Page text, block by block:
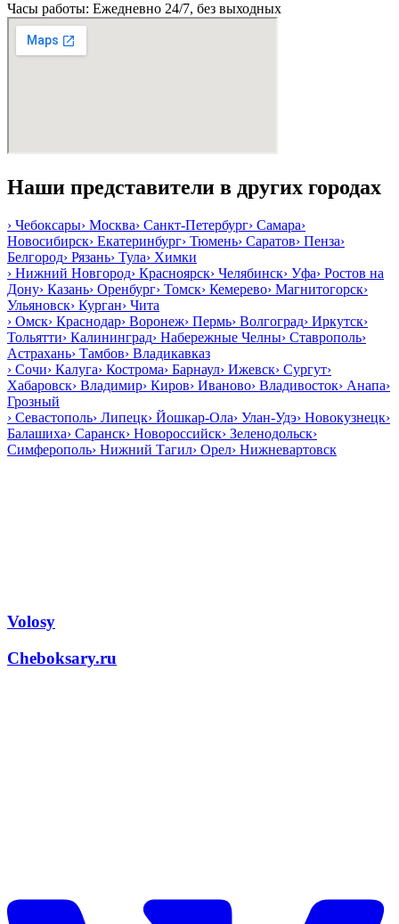
Часы работы: Ежедневно 24/7, без выходных
Наши представители в других городах
› Чебоксары› Москва› Санкт-Петербург› Самара›
Новосибирск› Екатеринбург› Тюмень› Саратов› Пенза›
Белгород› Рязань› Тула› Химки
› Нижний Новгород› Красноярск› Челябинск› Уфа› Ростов на
Дону› Казань› Оренбург› Томск› Кемерево› Магнитогорск›
Ульяновск› Курган› Чита
› Омск› Краснодар› Воронеж› Пермь› Волгоград› Иркутск›
Тольятти› Калининград› Набережные Челны› Ставрополь›
Астрахань› Тамбов› Владикавказ
› Сочи› Калуга› Кострома› Барнаул› Ижевск› Сургут›
Хабаровск› Владимир› Киров› Иваново› Владивосток› Анапа›
Грозный
› Севастополь› Липецк› Йошкар-Ола› Улан-Удэ› Новокузнецк›
Балашиха› Саранск› Новороссийск› Зеленодольск›
Симферополь› Нижний Тагил› Орел› Нижневартовск
Volosy
Cheboksary.ru